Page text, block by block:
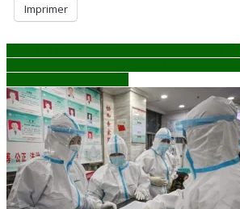
Imprimer
Navigation
de
l’article